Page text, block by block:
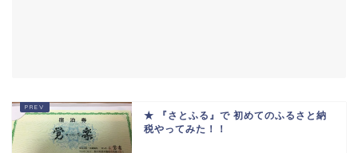
★ 『さとふる』で 初めてのふるさと納
税やってみた！！